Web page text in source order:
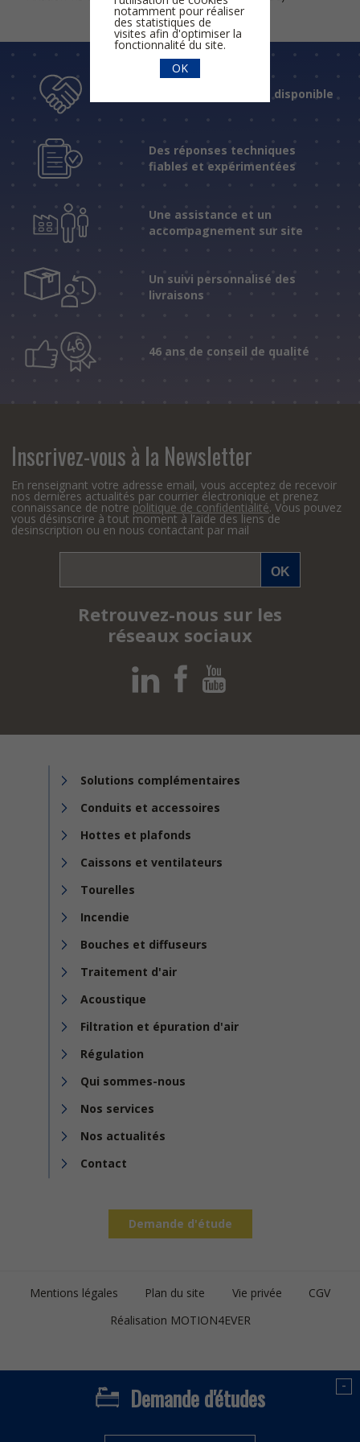
Un accueil humain et disponible
Des réponses techniques
fiables et expérimentées
Une assistance et un
accompagnement sur site
Un suivi personnalisé des
livraisons
46 ans de conseil de qualité
Inscrivez-vous à la Newsletter
En renseignant votre adresse email, vous acceptez de recevoir
nos dernières actualités par courrier électronique et prenez
connaissance de notre politique de confidentialité. Vous pouvez
vous désinscrire à tout moment à l’aide des liens de
desinscription ou en nous contactant par mail
Retrouvez-nous sur les
réseaux sociaux
Solutions complémentaires
Conduits et accessoires
Hottes et plafonds
Caissons et ventilateurs
Tourelles
Incendie
Bouches et diffuseurs
Traitement d'air
Acoustique
Filtration et épuration d'air
Régulation
Qui sommes-nous
Nos services
Nos actualités
Contact
Demande d'étude
Footer
Mentions légales Plan du site Vie privée
CGV
Réalisation MOTION4EVER
-
Demande d'études
notamment pour réaliser
des statistiques de
visites afin d'optimiser la
fonctionnalité du site.
OK